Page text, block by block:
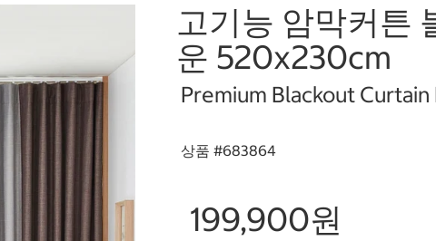
고기능 암막커튼
운 520x230cm
Premium Blackout
상품 #683864
199,900원